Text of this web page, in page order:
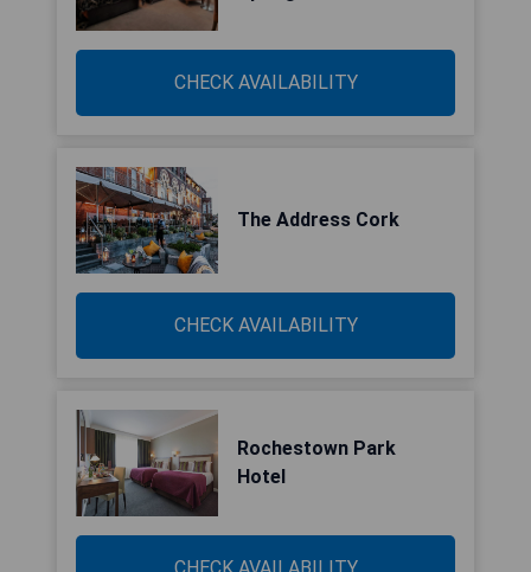
CHECK AVAILABILITY
The Address Cork
CHECK AVAILABILITY
Rochestown Park
Hotel